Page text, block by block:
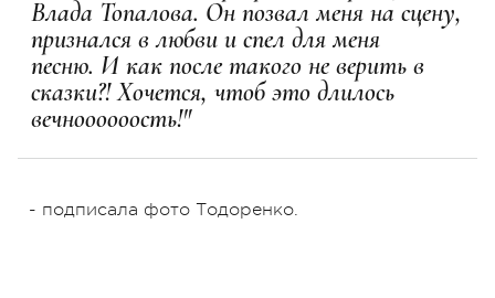
Влада Топалова. Он позвал меня на сцену,
признался в любви и спел для меня
песню. И как после такого не верить в
сказки?! Хочется, чтоб это длилось
вечноооооость!"
- подписала фото Тодоренко.